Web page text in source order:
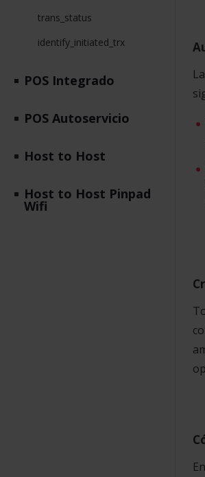
trans_status
identify_initiated_trx
POS Integrado
POS Autoservicio
Host to Host
Host to Host Pinpad
Wifi